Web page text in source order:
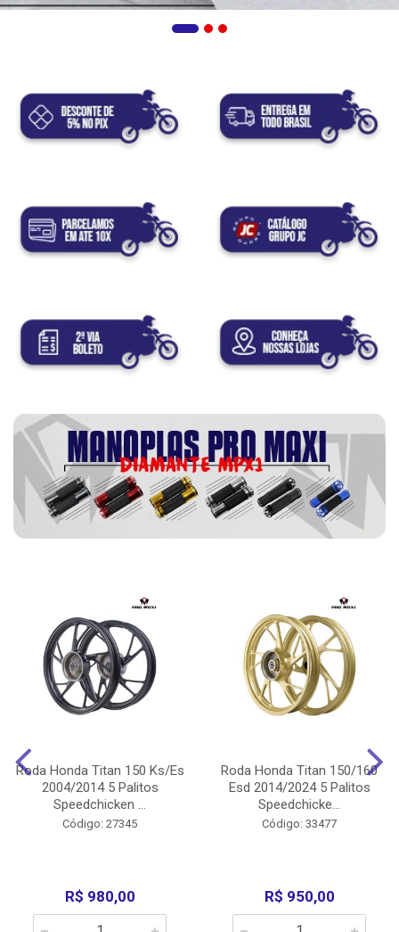
Roda Honda Titan 150 Ks/Es
2004/2014 5 Palitos
Speedchicken ...
Código: 27345
R$ 980,00
Roda Honda Titan 150/160
Esd 2014/2024 5 Palitos
Speedchicke...
Código: 33477
R$ 950,00